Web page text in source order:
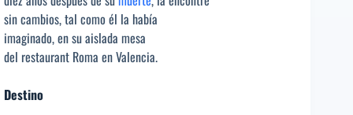
sin cambios, tal como él la había
imaginado, en su aislada mesa
del restaurant Roma en Valencia.
Destino